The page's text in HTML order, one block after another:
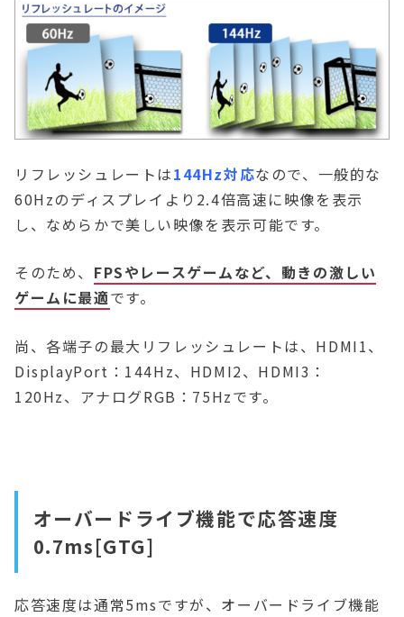
リフレッシュレートは144Hz対応なので、一般的な
60Hzのディスプレイより2.4倍高速に映像を表示
し、なめらかで美しい映像を表示可能です。
そのため、 FPSやレースゲームなど、動きの激しい
ゲームに最適です。
尚、各端子の最大リフレッシュレートは、HDMI1、
DisplayPort：144Hz、HDMI2、HDMI3：
120Hz、アナログRGB：75Hzです。
オーバードライブ機能で応答速度
0.7ms[GTG]
応答速度は通常5msですが、オーバードライブ機能